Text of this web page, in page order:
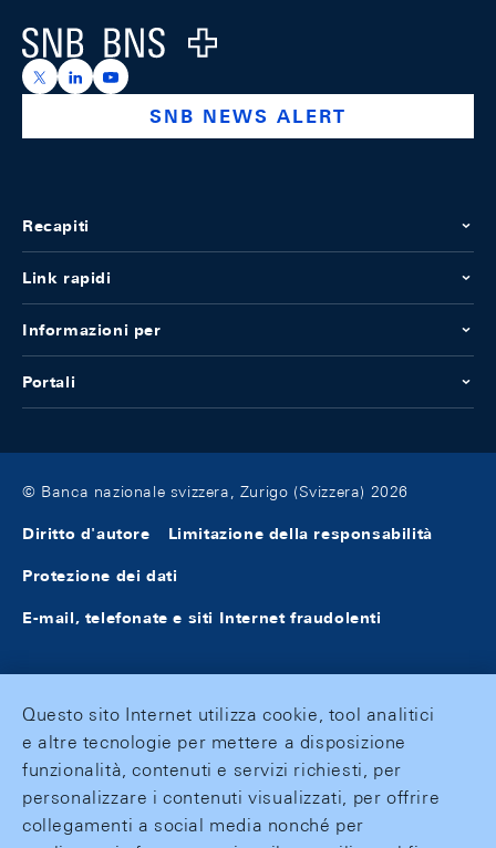
Logo
https://x.com/snb_bns
https://ch.linkedin.com/company/swiss-national-
https://www.youtube.com/@swissnationalbank
SNB NEWS ALERT
Recapiti
Link rapidi
Informazioni per
Portali
© Banca nazionale svizzera, Zurigo (Svizzera) 2026
Diritto d'autore Limitazione della responsabilità
Protezione dei dati
E-mail, telefonate e siti Internet fraudolenti
Questo sito Internet utilizza cookie, tool analitici
e altre tecnologie per mettere a disposizione
funzionalità, contenuti e servizi richiesti, per
personalizzare i contenuti visualizzati, per offrire
collegamenti a social media nonché per